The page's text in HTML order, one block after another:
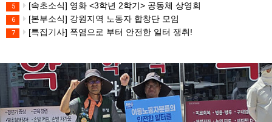
5 [속초소식] 영화 <3학년 2학기> 공동체 상영회
6 [본부소식] 강원지역 노동자 합창단 모임
7 [특집기사] 폭염으로 부터 안전한 일터 쟁취!